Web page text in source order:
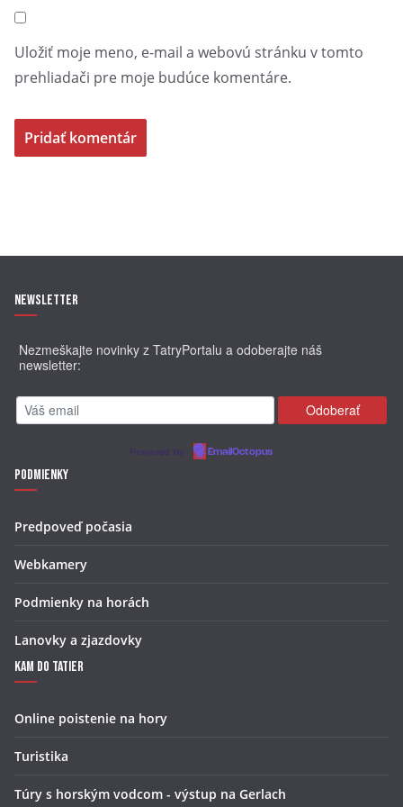
Podujatie realizované s finančnou podporou Ministerstva dopravy a výstavby
Slovenskej republiky.
Uložiť moje meno, e-mail a webovú stránku v tomto
prehliadači pre moje budúce komentáre.
Newsletter
Nezmeškajte novinky z TatryPortalu a odoberajte náš
newsletter:
Powered by EmailOctopus
Podmienky
Predpoveď počasia
Webkamery
Podmienky na horách
Lanovky a zjazdovky
Kam do Tatier
Online poistenie na hory
Turistika
Túry s horským vodcom - výstup na Gerlach